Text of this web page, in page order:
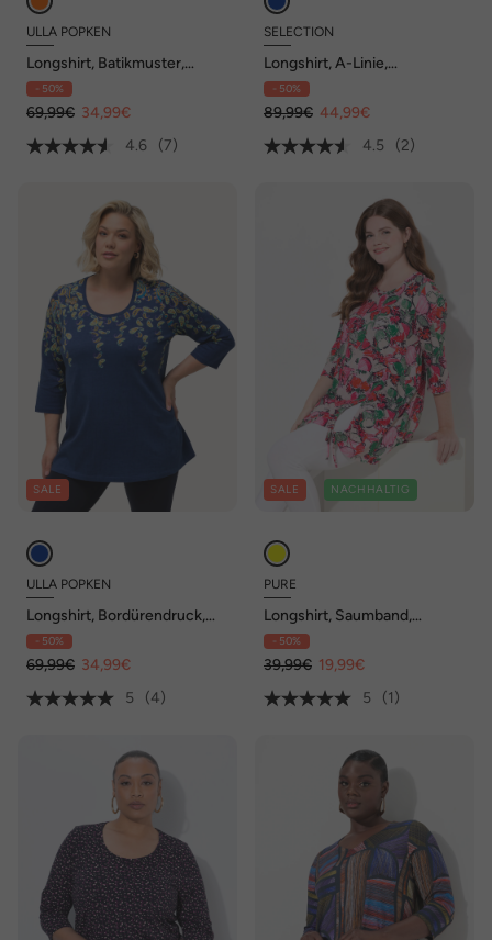
ULLA POPKEN
Longshirt, Batikmuster,
Rundhals, 3/4-Arm
- 50%
69,99€ 34,99€
4.6
(7)
SELECTION
Longshirt, A-Linie,
Stehkragen, 3/4-Arm
- 50%
89,99€ 44,99€
4.5
(2)
SALE
ULLA POPKEN
Longshirt, Bordürendruck,
Rundhals, 3/4-Arm
- 50%
69,99€ 34,99€
5
(4)
SALE NACHHALTIG
PURE
Longshirt, Saumband,
Rundhals, 3/4-Arm,
Biobaumwolle
- 50%
39,99€ 19,99€
5
(1)